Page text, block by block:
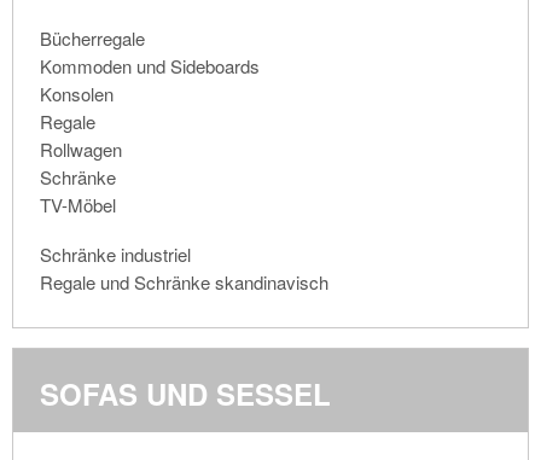
Bücherregale
Kommoden und Sideboards
Konsolen
Regale
Rollwagen
Schränke
TV-Möbel
Schränke industriel
Regale und Schränke skandinavisch
SOFAS UND SESSEL